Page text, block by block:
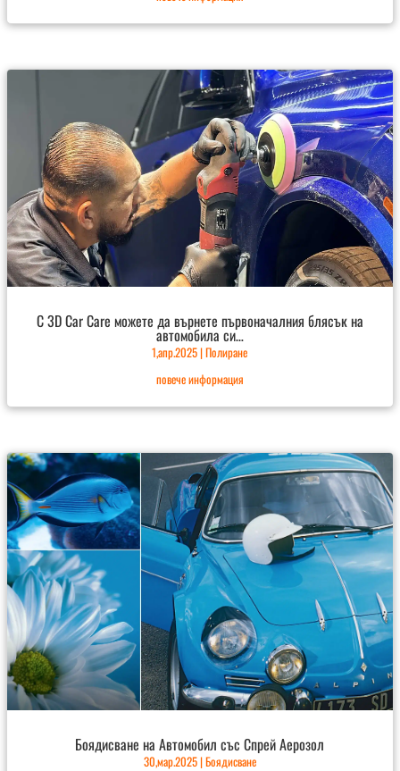
С 3D Car Care можете да върнете първоначалния блясък на
автомобила си…
1,апр.2025|Полиране
повече информация
Боядисване на Автомобил със Спрей Аерозол
30,мар.2025|Боядисване